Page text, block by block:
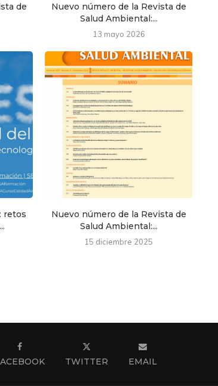
de
Nuevo número de la Revista de
Salud Ambiental:...
13 mayo 2026
retos
Nuevo número de la Revista de
Salud Ambiental:...
15 diciembre 2025
TWITTER EMAIL